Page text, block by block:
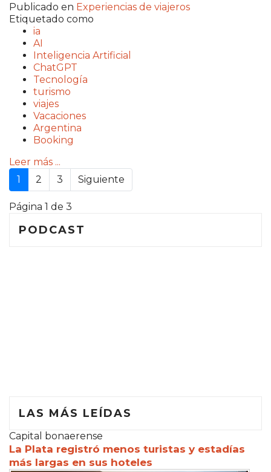
Publicado en Experiencias de viajeros
Etiquetado como
ia
AI
Inteligencia Artificial
ChatGPT
Tecnología
turismo
viajes
Vacaciones
Argentina
Booking
Leer más ...
1
2 3 Siguiente
Página 1 de 3
PODCAST
LAS MÁS LEÍDAS
Capital bonaerense
La Plata registró menos turistas y estadías
más largas en sus hoteles